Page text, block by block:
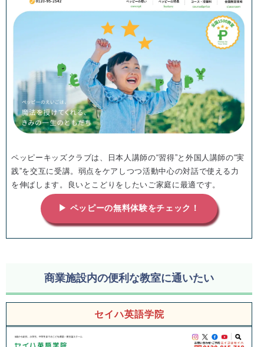
ペッピーキッズクラブは、日本人講師の“習得”と外国人講師の“実
践”を交互に受講。弱点をケアしつつ活動中心の対話で使える力
を伸ばします。良いとこどりをしたいご家庭に最適です。
▶ ペッピーの無料体験をチェック！
商業施設内の便利な教室に通いたい
セイハ英語学院